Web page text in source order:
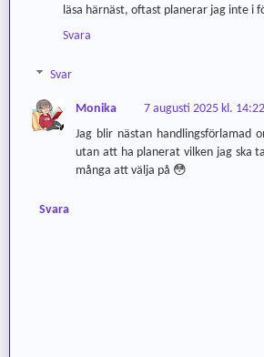
läsa härnäst, oftast planerar jag inte i
Svara
Svar
Monika
7 augusti 2025 kl. 14:22
Jag blir nästan handlingsförlamad
utan att ha planerat vilken jag ska
många att välja på 😳
Svara